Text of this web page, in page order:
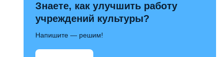
Знаете, как улучшить работу
учреждений культуры?
Напишите — решим!